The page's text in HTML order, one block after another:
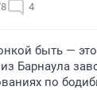
4
быть —
Барнаула
по